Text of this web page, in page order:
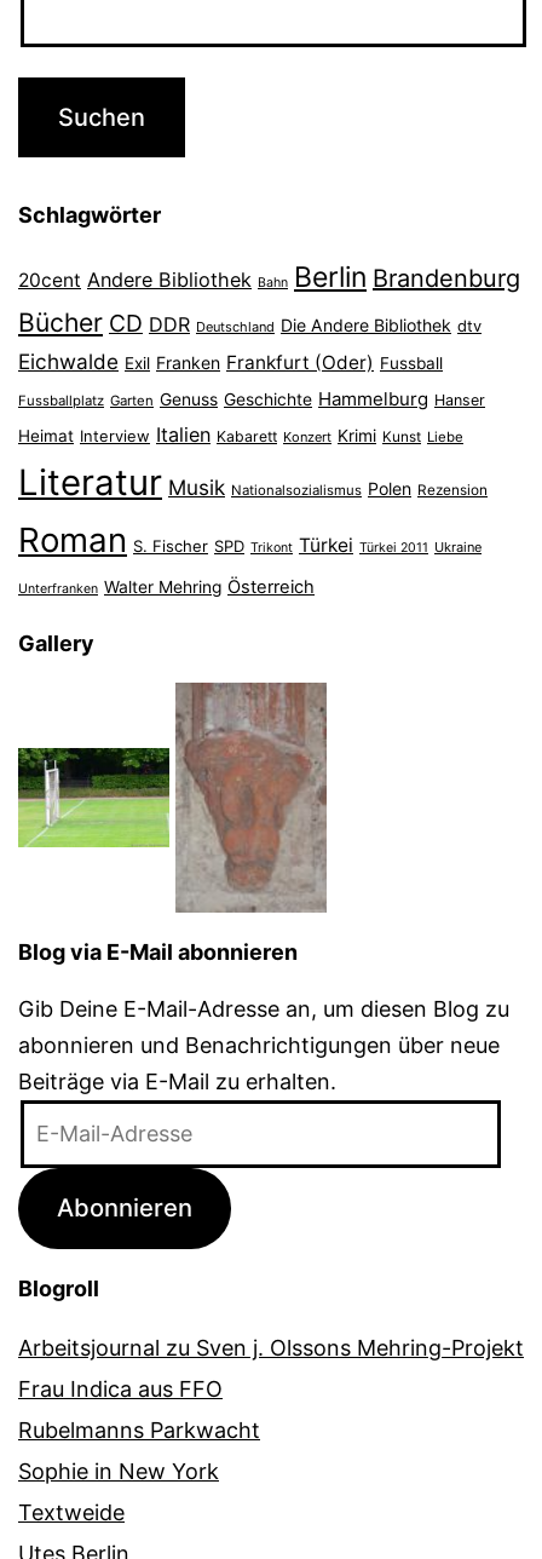
Schlagwörter
20cent Andere Bibliothek Bahn Berlin Brandenburg
Bücher CD DDR Deutschland Die Andere Bibliothek dtv
Eichwalde Exil Franken Frankfurt (Oder) Fussball
Fussballplatz Garten Genuss Geschichte Hammelburg Hanser
Heimat Interview Italien Kabarett Konzert Krimi Kunst Liebe
Literatur Musik Nationalsozialismus Polen Rezension
Roman S. Fischer SPD Trikont Türkei Türkei 2011 Ukraine
Unterfranken Walter Mehring Österreich
Gallery
Blog via E-Mail abonnieren
Gib Deine E-Mail-Adresse an, um diesen Blog zu
abonnieren und Benachrichtigungen über neue
Beiträge via E-Mail zu erhalten.
Adresse
Abonnieren
Blogroll
Arbeitsjournal zu Sven j. Olssons Mehring-Projekt
Frau Indica aus FFO
Rubelmanns Parkwacht
Sophie in New York
Textweide
Utes Berlin